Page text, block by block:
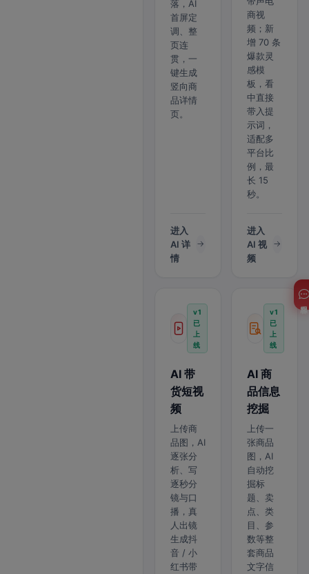
落，AI
首屏定
调、整
页连
贯，一
键生成
竖向商
品详情
页。
进入
AI 详
情
商视
频；新
增 70 条
爆款灵
感模
板，看
中直接
带入提
示词，
适配多
平台比
例，最
长 15
秒。
进入
AI 视
频
v1
已
上
线
AI 带
货短视
频
上传商
品图，AI
逐张分
析、写
逐秒分
镜与口
播，真
人出镜
生成抖
音 / 小
红书带
v1
已
上
线
AI 商
品信息
挖掘
上传一
张商品
图，AI
自动挖
掘标
题、卖
点、类
目、参
数等整
套商品
文字信